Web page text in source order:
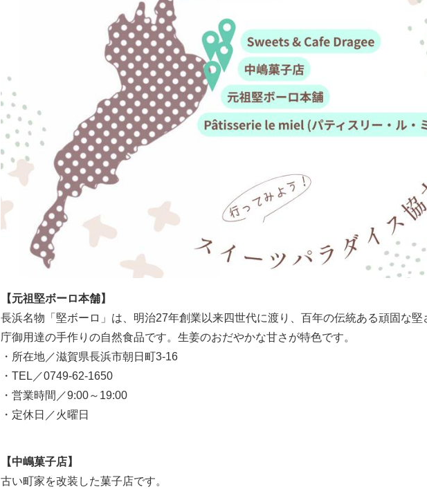
【元祖堅ボーロ本舗】
長浜名物「堅ボーロ」は、明治27年創業以来四世代に渡り、百年の伝統ある頑固な堅
庁御用達の手作りの自然食品です。生姜のおだやかな甘さが特色です。
・所在地／滋賀県長浜市朝日町3-16
・TEL／0749-62-1650
・営業時間／9:00～19:00
・定休日／火曜日
【中嶋菓子店】
古い町家を改装した菓子店です。